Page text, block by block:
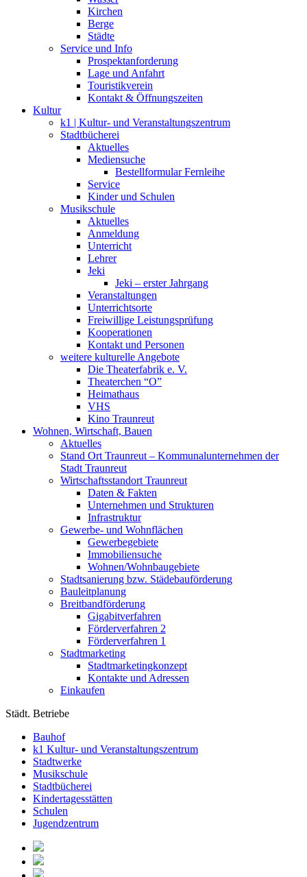
Kirchen
Berge
Städte
Service und Info
Prospektanforderung
Lage und Anfahrt
Touristikverein
Kontakt & Öffnungszeiten
Kultur
k1 | Kultur- und Veranstaltungszentrum
Stadtbücherei
Aktuelles
Mediensuche
Bestellformular Fernleihe
Service
Kinder und Schulen
Musikschule
Aktuelles
Anmeldung
Unterricht
Lehrer
Jeki
Jeki – erster Jahrgang
Veranstaltungen
Unterrichtsorte
Freiwillige Leistungsprüfung
Kooperationen
Kontakt und Personen
weitere kulturelle Angebote
Die Theaterfabrik e. V.
Theaterchen “O”
Heimathaus
VHS
Kino Traunreut
Wohnen, Wirtschaft, Bauen
Aktuelles
Stand Ort Traunreut – Kommunalunternehmen der
Stadt Traunreut
Wirtschaftsstandort Traunreut
Daten & Fakten
Unternehmen und Strukturen
Infrastruktur
Gewerbe- und Wohnflächen
Gewerbegebiete
Immobiliensuche
Wohnen/Wohnbaugebiete
Stadtsanierung bzw. Städebauförderung
Bauleitplanung
Breitbandförderung
Gigabitverfahren
Förderverfahren 2
Förderverfahren 1
Stadtmarketing
Stadtmarketingkonzept
Kontakte und Adressen
Einkaufen
Städt. Betriebe
Bauhof
k1 Kultur- und Veranstaltungszentrum
Stadtwerke
Musikschule
Stadtbücherei
Kindertagesstätten
Schulen
Jugendzentrum